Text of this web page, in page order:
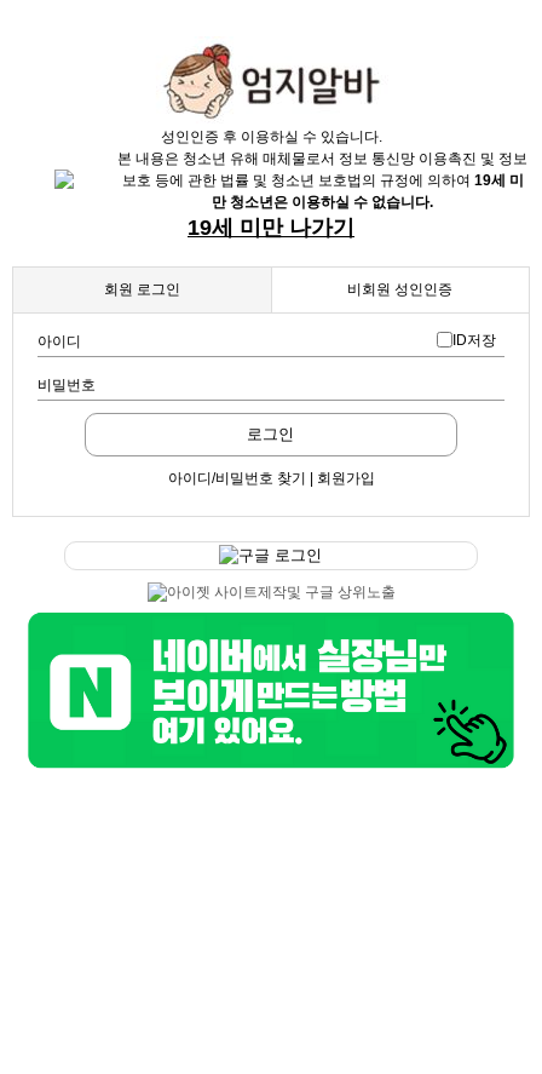
성인인증 후 이용하실 수 있습니다.
본 내용은 청소년 유해 매체물로서 정보 통신망 이용촉진 및 정보
보호 등에 관한 법률 및 청소년 보호법의 규정에 의하여 19세 미
만 청소년은 이용하실 수 없습니다.
19세 미만 나가기
회원 로그인 비회원 성인인증
아이디 ID저장
비밀번호
로그인
아이디/비밀번호 찾기 | 회원가입
구글 로그인